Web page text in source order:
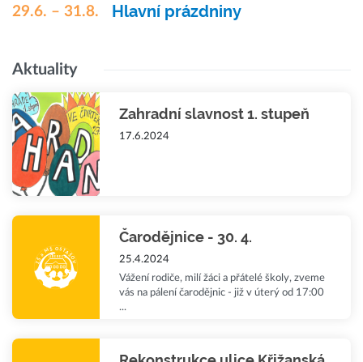
29.6. – 31.8. Hlavní prázdniny
Aktuality
Zahradní slavnost 1. stupeň
17.6.2024
Čarodějnice - 30. 4.
25.4.2024
Vážení rodiče, milí žáci a přátelé školy, zveme
vás na pálení čarodějnic - již v úterý od 17:00
...